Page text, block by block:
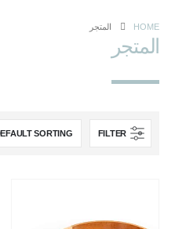
HOME المتجر
المتجر
FILTER